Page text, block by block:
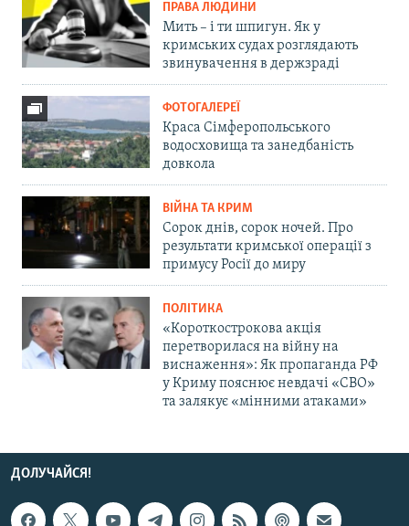
ПРАВА ЛЮДИНИ
Мить – і ти шпигун. Як у
кримських судах розглядають
звинувачення в держзраді
ФОТОГАЛЕРЕЇ
Краса Сімферопольського
водосховища та занедбаність
довкола
ВІЙНА ТА КРИМ
Сорок днів, сорок ночей. Про
результати кримської операції з
примусу Росії до миру
ПОЛІТИКА
«Короткострокова акція
перетворилася на війну на
виснаження»: Як пропаганда РФ
у Криму пояснює невдачі «СВО»
та залякує «мінними атаками»
ДОЛУЧАЙСЯ!